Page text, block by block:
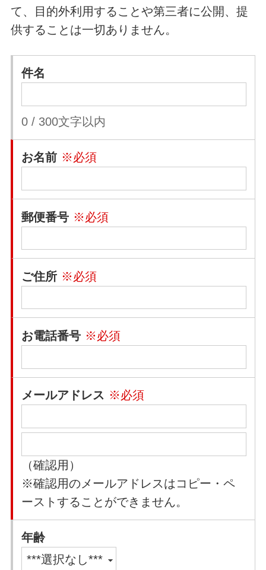
て、目的外利用することや第三者に公開、提
供することは一切ありません。
件名
0 / 300文字以内
お名前 ※必須
郵便番号 ※必須
ご住所 ※必須
お電話番号 ※必須
メールアドレス ※必須
（確認用）
※確認用のメールアドレスはコピー・ペ
ーストすることができません。
年齢